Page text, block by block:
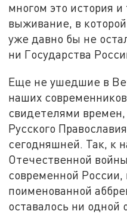
многом это история
выживание, в
уже давно бы не
ни Государства
Еще не ушедшие в
наших
свидетелями времен,
Русского
сегодняшней. Так, к
Отечественной
современной России,
поименованной
оставалось ни одной